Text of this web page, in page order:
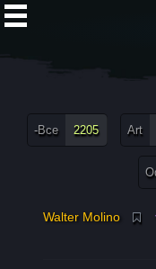
-Все 2205 Art
Walter Molino